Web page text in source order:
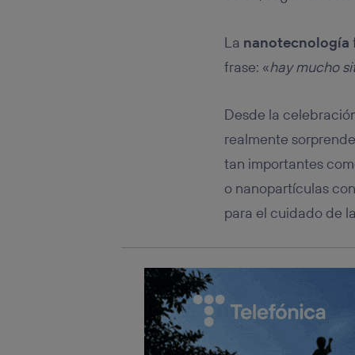
La nanotecnología
frase: «hay mucho
Desde la
realmente
tan importantes
o nanopartículas
para el cuidado de
Si
Si
Puedes
inferior
Para